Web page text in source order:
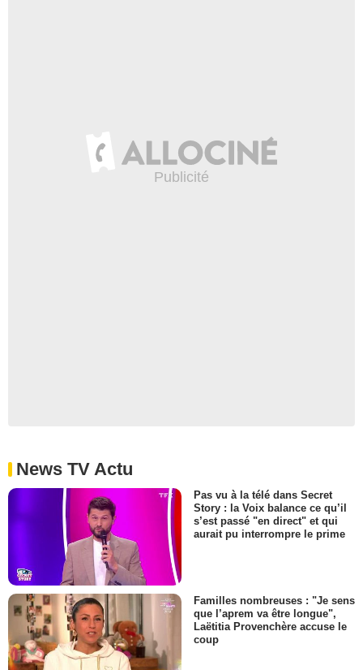
News TV Actu
Pas vu à la télé dans Secret
Story : la Voix balance ce qu’il
s’est passé "en direct" et qui
aurait pu interrompre le prime
Familles nombreuses : "Je sens
que l’aprem va être longue",
Laëtitia Provenchère accuse le
coup